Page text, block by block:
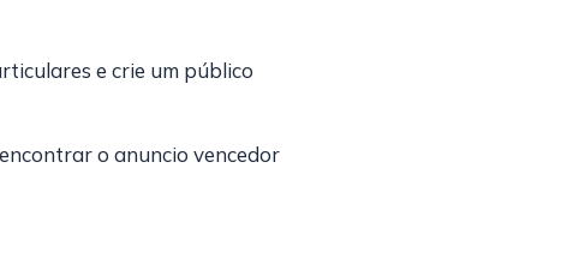
e crie um público
o anuncio vencedor